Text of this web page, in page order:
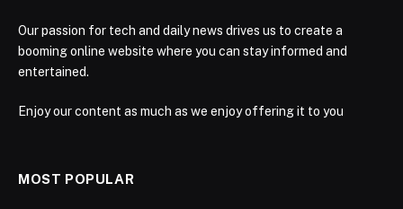
Our passion for tech and daily news drives us to create a
booming online website where you can stay informed and
entertained.
Enjoy our content as much as we enjoy offering it to you
MOST POPULAR